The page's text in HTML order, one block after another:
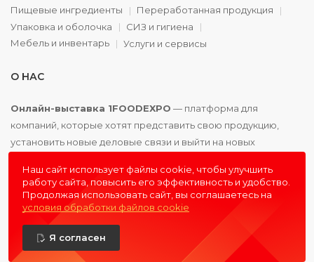
Пищевые ингредиенты
Переработанная продукция
Упаковка и оболочка
СИЗ и гигиена
Мебель и инвентарь
Услуги и сервисы
О НАС
Онлайн-выставка 1FOODEXPO — платформа для
компаний, которые хотят представить свою продукцию,
установить новые деловые связи и выйти на новых
© 2016 - 20261FOODEXPO
- первая пищевая онлайн-
Наш сайт использует файлы cookie, чтобы улучшить
работу сайта, повысить его эффективность и удобство.
Продолжая использовать сайт, вы соглашаетесь на
условия обработки файлов cookie
Я согласен